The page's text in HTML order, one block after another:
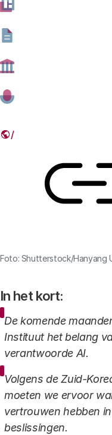
zorg is dat Koreaanse
optimalisatieproblemen.
15 DECEMBER 2020
Foto: Shutterstock/Hanyang
In het kort:
De komende
Instituut het belang
verantwoorde AI.
Volgens de Zuid-
moeten we ervoor
vertrouwen hebben
beslissingen.